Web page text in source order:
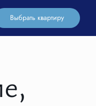
Выбрать квартиру